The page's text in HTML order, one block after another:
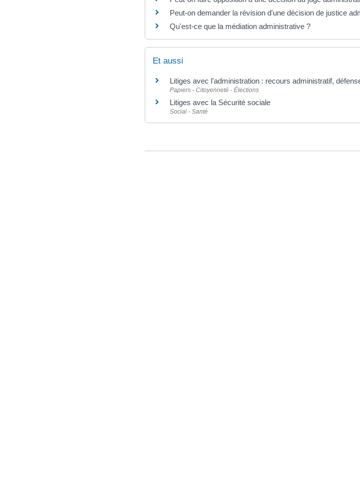
Peut-on demander la révision d'une décision de justice
Qu'est-ce que la médiation administrative ?
Et aussi
Litiges avec l'administration : recours administratif,
Papiers - Citoyenneté - Élections
Litiges avec la Sécurité sociale
Social - Santé